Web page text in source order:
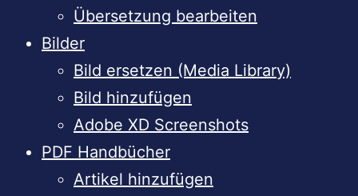
Übersetzung bearbeiten
Bilder
Bild ersetzen (Media Library)
Bild hinzufügen
Adobe XD Screenshots
PDF Handbücher
Artikel hinzufügen